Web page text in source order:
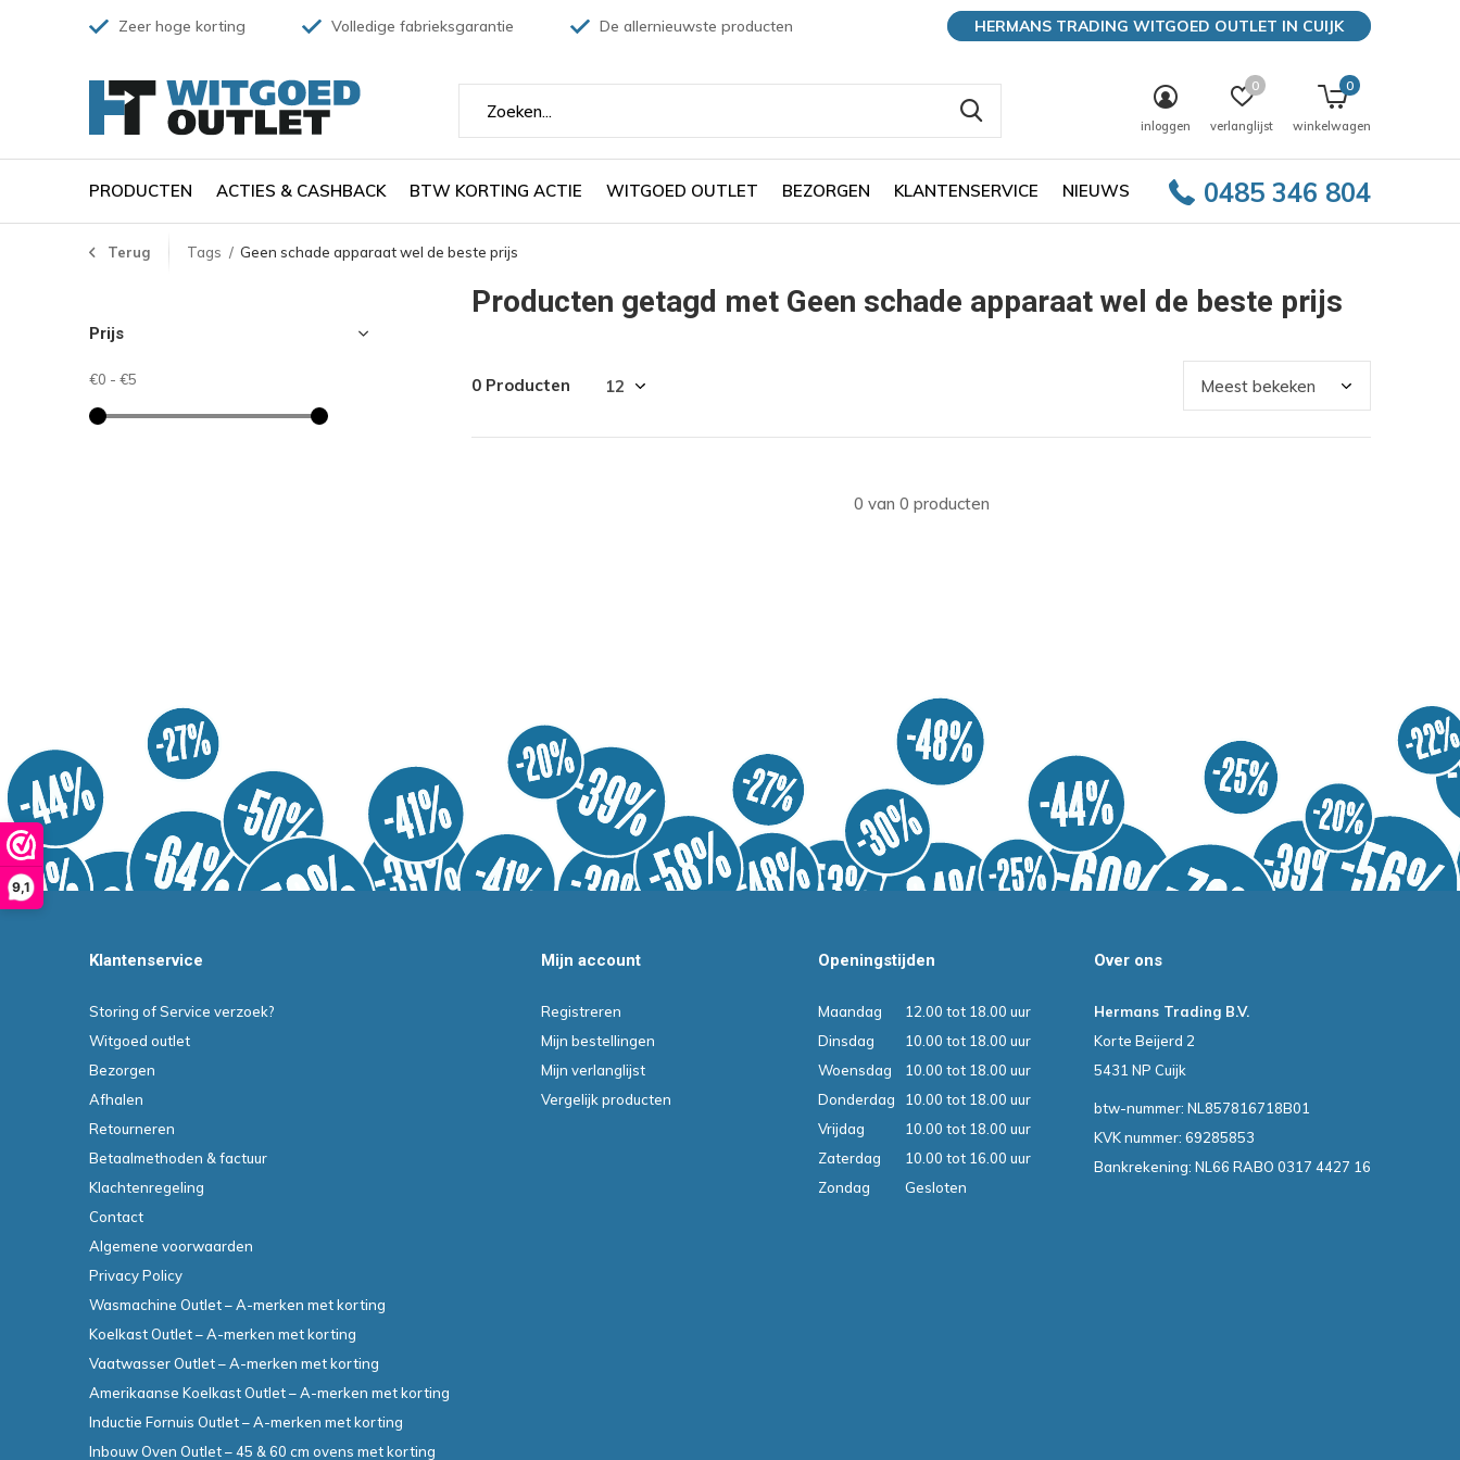
9,1
PRODUCTEN ACTIES & CASHBACK BTW KORTING ACTIE WITGOED OUTLET BEZORGEN KLANTENSERVICE NIEUWS 0485 346 804
inloggen verlanglijst
0
winkelwagen
0
Zeer hoge korting Volledige fabrieksgarantie De allernieuwste producten HERMANS TRADING WITGOED OUTLET IN CUIJK
Terug Tags Geen schade apparaat wel de beste prijs
Producten getagd met Geen schade apparaat wel de beste prijs
0 Producten
0 van 0 producten
Prijs
€0 - €5
Klantenservice
Storing of Service verzoek?
Witgoed outlet
Bezorgen
Afhalen
Retourneren
Betaalmethoden & factuur
Klachtenregeling
Contact
Algemene voorwaarden
Privacy Policy
Wasmachine Outlet – A-merken met korting
Koelkast Outlet – A-merken met korting
Vaatwasser Outlet – A-merken met korting
Amerikaanse Koelkast Outlet – A-merken met korting
Inductie Fornuis Outlet – A-merken met korting
Inbouw Oven Outlet – 45 & 60 cm ovens met korting
Mijn account
Registreren
Mijn bestellingen
Mijn verlanglijst
Vergelijk producten
Openingstijden
Maandag
12.00 tot 18.00 uur
Dinsdag
10.00 tot 18.00 uur
Woensdag
10.00 tot 18.00 uur
Donderdag
10.00 tot 18.00 uur
Vrijdag
10.00 tot 18.00 uur
Zaterdag
10.00 tot 16.00 uur
Zondag
Gesloten
Over ons
Hermans Trading B.V.
Korte Beijerd 2
5431 NP Cuijk
btw-nummer: NL857816718B01
KVK nummer: 69285853
Bankrekening: NL66 RABO 0317 4427 16